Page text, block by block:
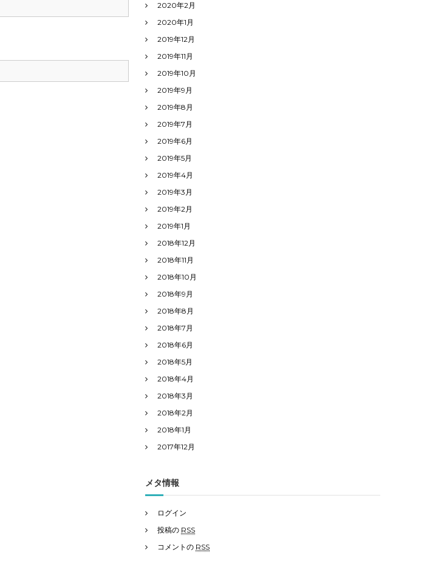
2020年2月
2020年1月
2019年12月
2019年11月
2019年10月
2019年9月
2019年8月
2019年7月
2019年6月
2019年5月
2019年4月
2019年3月
2019年2月
2019年1月
2018年12月
2018年11月
2018年10月
2018年9月
2018年8月
2018年7月
2018年6月
2018年5月
2018年4月
2018年3月
2018年2月
2018年1月
2017年12月
メタ情報
ログイン
投稿の RSS
コメントの RSS